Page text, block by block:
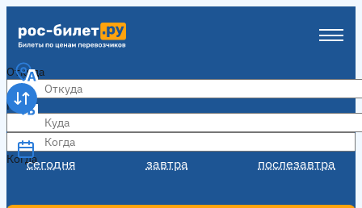
Откуда
Куда
Когда
сегодня завтра послезавтра
Когда